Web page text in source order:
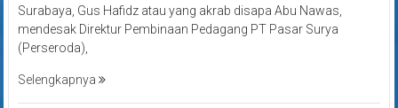
Surabaya, Gus Hafidz atau yang akrab disapa Abu Nawas,
mendesak Direktur Pembinaan Pedagang PT Pasar Surya
(Perseroda),
Selengkapnya